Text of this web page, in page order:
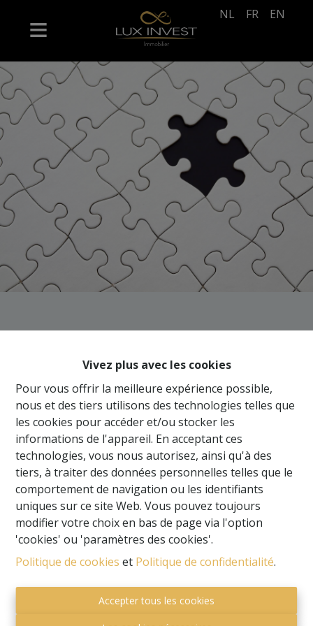
Vivez plus avec les cookies
Pour vous offrir la meilleure expérience possible,
nous et des tiers utilisons des technologies telles que
les cookies pour accéder et/ou stocker les
informations de l'appareil. En acceptant ces
technologies, vous nous autorisez, ainsi qu'à des
tiers, à traiter des données personnelles telles que le
comportement de navigation ou les identifiants
uniques sur ce site Web. Vous pouvez toujours
modifier votre choix en bas de page via l'option
'cookies' ou 'paramètres des cookies'.
Politique de cookies et Politique de confidentialité.
Accepter tous les cookies
NL FR EN
plus
À Vendre À Louer